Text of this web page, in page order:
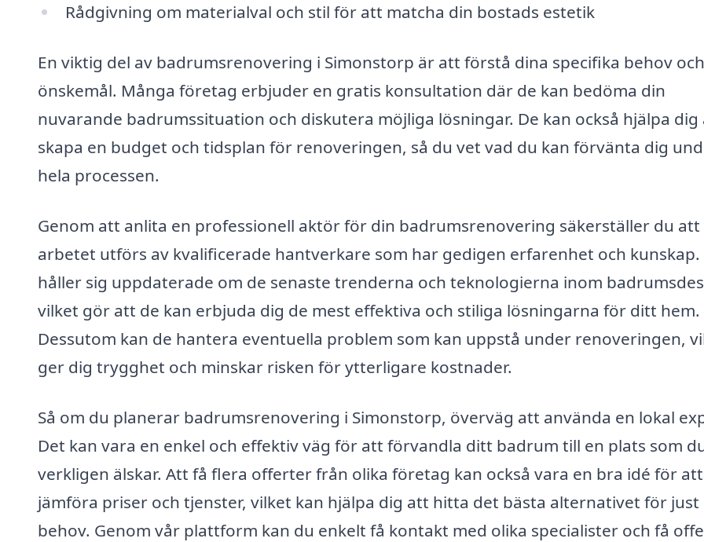
Rådgivning om materialval och stil för att matcha din bostads estetik
En viktig del av badrumsrenovering i Simonstorp är att förstå dina specifika behov och
önskemål. Många företag erbjuder en gratis konsultation där de kan bedöma din
nuvarande badrumssituation och diskutera möjliga lösningar. De kan också hjälpa
skapa en budget och tidsplan för renoveringen, så du vet vad du kan förvänta dig
hela processen.
Genom att anlita en professionell aktör för din badrumsrenovering säkerställer du att
arbetet utförs av kvalificerade hantverkare som har gedigen erfarenhet och kunskap.
håller sig uppdaterade om de senaste trenderna och teknologierna inom
vilket gör att de kan erbjuda dig de mest effektiva och stiliga lösningarna för ditt hem.
Dessutom kan de hantera eventuella problem som kan uppstå under renoveringen,
ger dig trygghet och minskar risken för ytterligare kostnader.
Så om du planerar badrumsrenovering i Simonstorp, överväg att använda en lokal
Det kan vara en enkel och effektiv väg för att förvandla ditt badrum till en plats som
verkligen älskar. Att få flera offerter från olika företag kan också vara en bra idé för att
jämföra priser och tjenster, vilket kan hjälpa dig att hitta det bästa alternativet för just
behov. Genom vår plattform kan du enkelt få kontakt med olika specialister och få